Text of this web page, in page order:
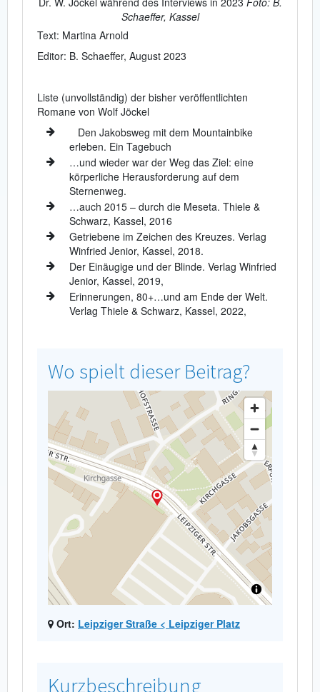
Schaeffer, Kassel
Text: Martina Arnold
Editor: B. Schaeffer, August 2023
Liste (unvollständig) der bisher veröffentlichten
Romane von Wolf Jöckel
Den Jakobsweg mit dem Mountainbike
erleben. Ein Tagebuch
…und wieder war der Weg das Ziel: eine
körperliche Herausforderung auf dem
Sternenweg.
…auch 2015 – durch die Meseta. Thiele &
Schwarz, Kassel, 2016
Getriebene im Zeichen des Kreuzes. Verlag
Winfried Jenior, Kassel, 2018.
Der Einäugige und der Blinde. Verlag Winfried
Jenior, Kassel, 2019,
Erinnerungen, 80+…und am Ende der Welt.
Verlag Thiele & Schwarz, Kassel, 2022,
Wo spielt dieser Beitrag?
Ort: Leipziger Straße < Leipziger Platz
Kurzbeschreibung